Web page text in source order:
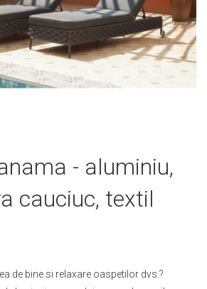
- aluminiu,
cauciuc, textil
de bine si relaxare oaspetilor dvs.?